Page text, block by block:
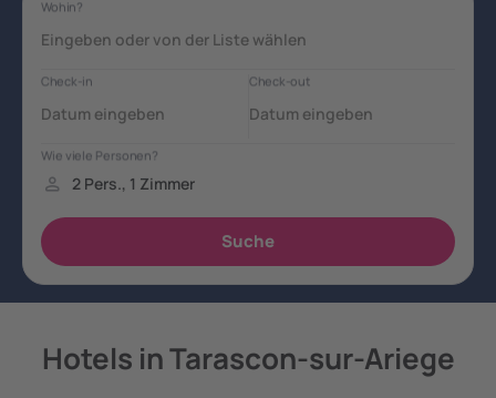
Hotels in Tarascon-sur-Ariege